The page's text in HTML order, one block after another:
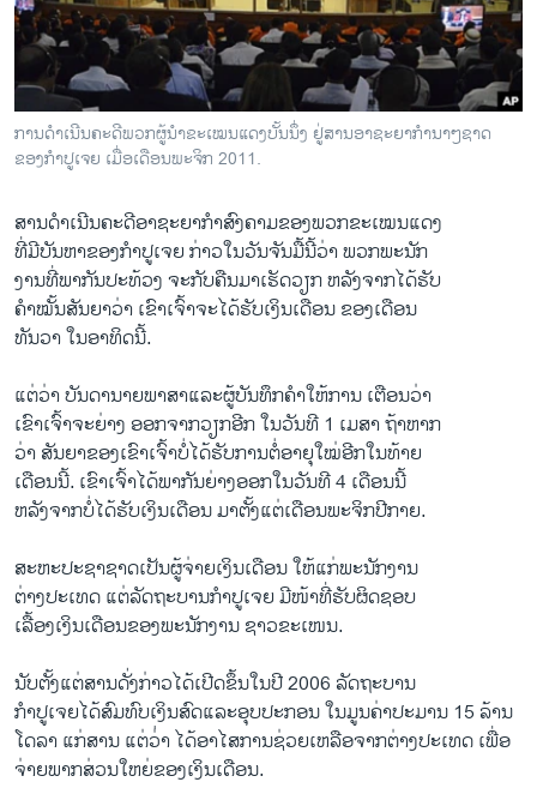
ວິທະຍາສາດ-ເທັກໂນໂລຈີ
ທຸລະກິດ
ພາສາອັງກິດ
ວີດີໂອ
ລາຍການກະຈາຍສຽງ
ລາຍງານ
ຕິດຕາມພວກເຮົາ ທີ່
ພາສາຕ່າງໆ
ການດໍາເນີນຄະດີພວກຜູ້ນໍາຂະເໝນແດງບັ້ນນຶ່ງ ຢູ່ສານອາຊະຍາກໍານາໆຊາດ
ຂອງກໍາປູເຈຍ ເມື່ອເດືອນພະຈິກ 2011.
ສານດໍາ​ເນີນ​ຄະດີອາຊະຍາກໍາສົງຄາມຂອງພວກຂະເໝນແດງ
ທີ່​ມີ​ບັນຫາ​ຂອງ​ກໍ​າປູ​ເຈຍ ກ່າວ​ໃນ​ວັນ​ຈັນ​ມື້​ນີ້​ວ່າ ພວກ​ພະນັກ
ງານ​ທີ່​ພາກັນປະ​ທ້ວງ ຈະ​ກັບ​ຄືນ​ມາ​ເຮັດ​ວຽກ ຫລັງ​ຈາກໄດ້​ຮັບ​
ຄໍາ​ໝັ້ນ​ສັນຍາວ່າ ​ເຂົາ​ເຈົ້າຈະ​ໄດ້​ຮັບ​ເງິນ​ເດືອນ ຂອງ​ເດືອນ
ທັນວາ ​ໃນ​ອາທິດ​ນີ້.
​ແຕ່​ວ່າ ບັນດາ​ນາຍ​ພາສາ​ແລະ​ຜູ້​ບັນທຶກ​ຄໍາ​ໃຫ້​ການ ​ເຕືອນ​ວ່າ ​
ເຂົາ​ເຈົ້າ​ຈະ​ຍ່າງ ອອກຈາກວຽກ​ອີກ​ ໃນ​ວັນ​ທີ 1 ​ເມສາ ຖ້າ​ຫາກ​
ວ່າ ສັນຍາ​ຂອງ​ເຂົາ​ເຈົ້າບໍ່ໄດ້​ຮັບ​ການຕໍ່​ອາຍຸໃໝ່​ອີກ​ໃນ​ທ້າຍ​
ເດືອນນີ້​. ​ເຂົາ​ເຈົ້າໄດ້ພາກັນ​ຍ່າງອອກ​ໃນວັນ​ທີ 4 ເດືອນ​ນີ້
ຫລັງ​ຈາກ​ບໍ່​ໄດ້​ຮັບ​ເງິນ​ເດືອນ ມາ​ຕັ້ງ​ແຕ່​ເດືອນ​ພະ​ຈິກ​ປີ​ກາຍ.
ສະຫະ​ປະຊາ​ຊາດ​ເປັນ​ຜູ້ຈ່າຍ​ເງິນ​ເດືອນ ​ໃຫ້​ແກ່ພະນັກງານ​
ຕ່າງປະ​ເທດ ​ແຕ່ລັດຖະບານ​ກໍາປູ​ເຈຍ ມີ​ໜ້າ​ທີ່ຮັບຜິດ​ຊອບ
ເລື້ອງ​ເງິນ​ເດືອນ​ຂອງພະນັກງານ​ ຊາວ​ຂະເໜນ.
ນັບ​ຕັ້ງ​ແຕ່​ສານ​ດັ່ງກ່າວໄດ້​ເປີດ​ຂຶ້ນໃນ​ປີ 2006 ລັດຖະບານ
ກໍາປູ​ເຈຍໄດ້​ສົມທົບເງິນສົດ​ແລະ​ອຸບປະກອນ ​ໃນ​ມູນ​ຄ່າປະມານ 15 ລ້ານ​
ໂດ​ລາ ແກ່ສານ ແຕ່ວ່່າ ​ໄດ້ອາ​ໄສການ​ຊ່ວຍ​ເຫລືອ​ຈາກ​ຕ່າງປະ​ເທດ ​ເພື່ອ​
ຈ່າຍ​ພາກ​ສ່ວນ​ໃຫຍ່​ຂອງ​ເງິນ​ເດືອນ.